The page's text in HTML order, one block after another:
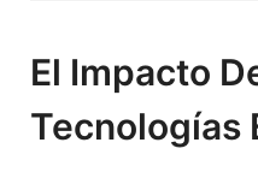
El Impacto
Tecnologías